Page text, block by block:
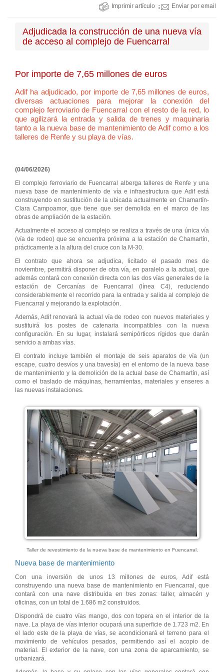
Imprimir artículo Enviar por email
Adjudicada la construcción de una nueva vía
de acceso al complejo de Fuencarral
Por importe de 7,65 millones de euros
Adif ha adjudicado, por importe de 7,65 millones de euros,
diversas actuaciones para mejorar la conexión del
complejo ferroviario de Fuencarral con el resto de la red, lo
que agilizará la entrada y salida de trenes y maquinaria
tanto a la nueva base de mantenimiento de Adif como a los
talleres de Renfe y su playa de vías.
(04/06/2026)
El complejo ferroviario de Fuencarral alberga talleres de Renfe y una
nueva base de mantenimiento de vía e infraestructura que Adif está
construyendo en sustitución de la ubicada actualmente en Chamartín-
Clara Campoamor, que tiene que ser demolida en el marco de las
obras de ampliación de la estación.
Actualmente el acceso al complejo se realiza a través de una única vía
(vía de rodeo) que se encuentra próxima a la estación de Chamartín,
prácticamente a la altura del cruce con la M-30.
El contrato que ahora se adjudica, licitado el pasado mes de
noviembre, permitirá disponer de otra vía, en paralelo a la actual, que
además contará con conexión directa con las dos vías generales de la
estación de Cercanías de Fuencarral (línea C4), reduciendo
considerablemente el recorrido para la entrada y salida al complejo de
Fuencarral y mejorando la explotación.
Además, Adif renovará la actual vía de rodeo con nuevos materiales y
sustituirá los postes de catenaria incompatibles con la nueva
configuración. En su lugar, instalará semipórticos rígidos que darán
servicio a ambas vías.
El contrato incluye también el montaje de seis aparatos de vía (un
escape, cuatro desvíos y una travesía) en el entorno de la nueva base
de mantenimiento y la demolición de la actual base de Chamartín, así
como el traslado de máquinas, herramientas, materiales y enseres a
las nuevas instalaciones.
Taller de revestimiento de la nueva base de mantenimiento en Fuencarral.
Nueva base de mantenimiento
Con una inversión de unos 13 millones de euros, Adif está
construyendo una nueva base de mantenimiento en Fuencarral, que
contará con una nave distribuida en tres zonas: taller, almacén y
oficinas, con un total de 1.686 m2 construidos.
Dispondrá de cuatro vías mango, dos con topera en el interior de la
nave. La playa de vías interior ocupará una superficie de 1.723 m2. En
el lado este de la playa de vías, se acondicionará el terreno para el
movimiento de vehículos pesados, permitiendo así el acopio de
material. El exterior de la nave, con una zona de aparcamiento, se
urbanizará.